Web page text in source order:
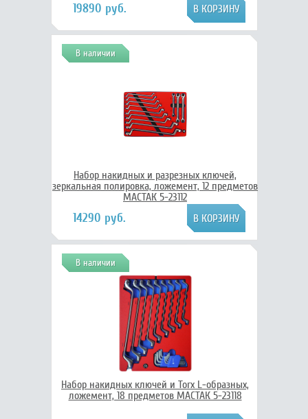
19890 руб.
В наличии
Набор накидных и разрезных ключей,
зеркальная полировка, ложемент, 12 предметов
МАСТАК 5-23112
14290 руб.
В наличии
Набор накидных ключей и Torx L-образных,
ложемент, 18 предметов МАСТАК 5-23118